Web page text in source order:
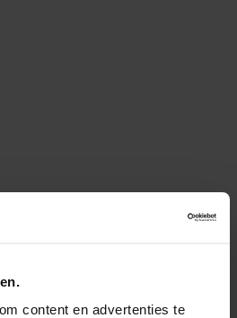
content en advertenties te